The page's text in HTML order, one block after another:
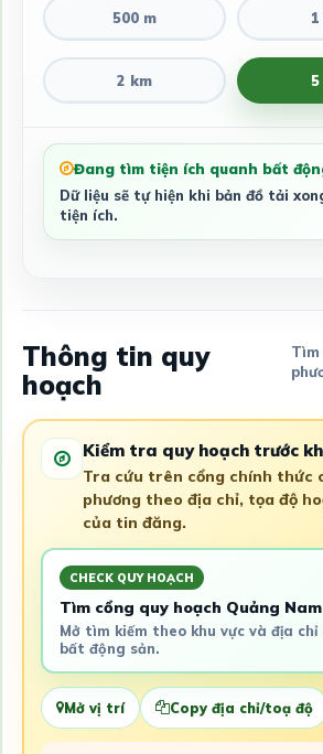
500 m
2 km
Đang tìm tiện ích quanh bất
Dữ liệu sẽ tự hiện khi bản đồ tải
tiện ích.
Thông tin quy
hoạch
Tìm
Kiểm tra quy hoạch trước
Tra cứu trên cổng chính thức
phương theo địa chỉ, tọa độ
của tin đăng.
CHECK QUY HOẠCH
Tìm cổng quy hoạch Quảng Nam
Mở tìm kiếm theo khu vực và địa chỉ
bất động sản.
Mở vị trí Copy địa chỉ/toạ độ